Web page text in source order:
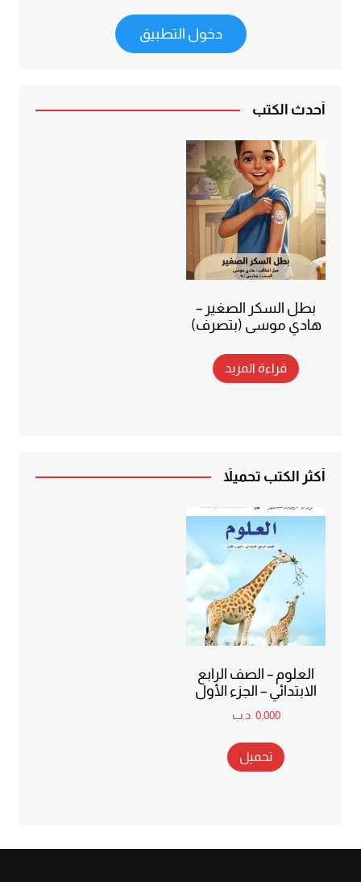
دخول التطبيق
أحدث الكتب
بطل السكر الصغير –
هادي موسى (بتصرف)
قراءة المزيد
أكثر الكتب تحميلاً
العلوم – الصف الرابع
الابتدائي – الجزء الأول
0,000 .د.ب
تحميل